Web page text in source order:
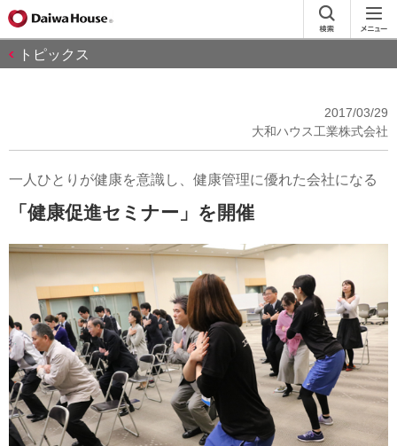
トピックス
2017/03/29
大和ハウス工業株式会社
一人ひとりが健康を意識し、健康管理に優れた会社になる
「健康促進セミナー」を開催